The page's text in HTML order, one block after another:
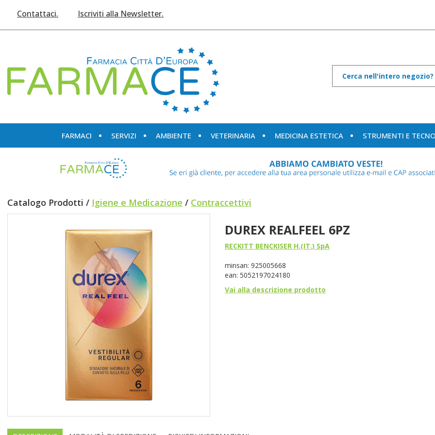
principale
Contattaci. Iscriviti alla Newsletter.
Prodotto
FARMACI SERVIZI AMBIENTE VETERINARIA MEDICINA ESTETICA STRUMENTI E
Catalogo Prodotti / Igiene e Medicazione / Contraccettivi
DUREX REALFEEL 6PZ
RECKITT BENCKISER H.(IT.) SpA
minsan: 925005668
ean: 5052197024180
Vai alla descrizione prodotto